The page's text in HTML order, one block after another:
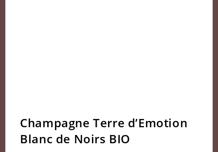
Champagne Terre d’Emotion
Blanc de Noirs BIO